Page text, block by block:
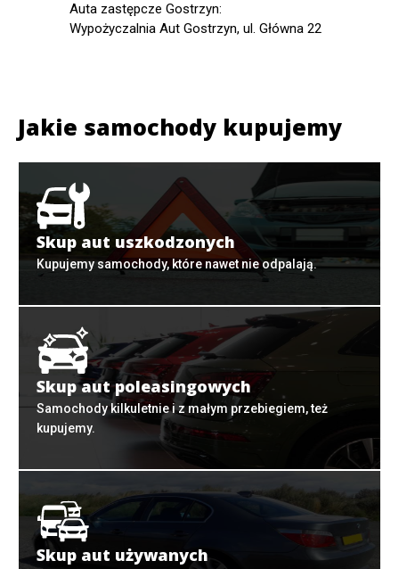
Auta zastępcze Gostrzyn:
Wypożyczalnia Aut Gostrzyn, ul. Główna 22
Jakie samochody kupujemy
Skup aut uszkodzonych
Kupujemy samochody, które nawet nie odpalają.
Skup aut poleasingowych
Samochody kilkuletnie i z małym przebiegiem, też
kupujemy.
Skup aut używanych